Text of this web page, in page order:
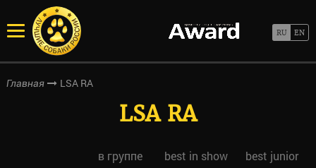
Главная LSA RA
LSA RA
в группе best in show
best junior